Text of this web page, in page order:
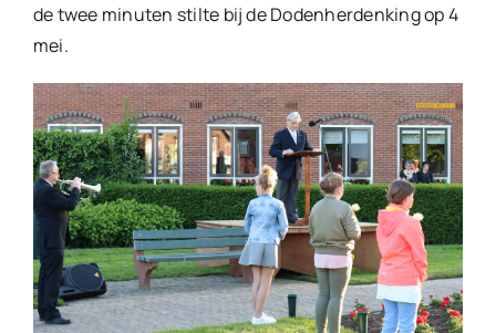
de twee minuten stilte bij de Dodenherdenking op 4
mei.